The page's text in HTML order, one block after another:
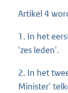
Artikel 4
1. In het
'zes leden'.
2. In het
Minister'